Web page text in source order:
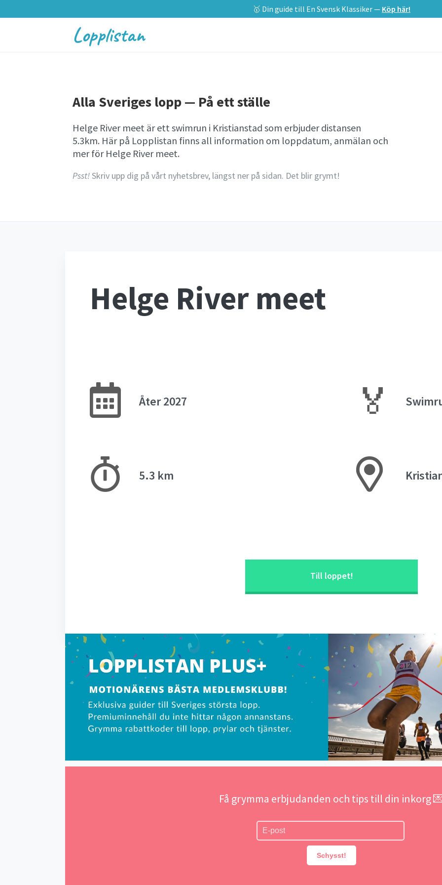
🥇 Din guide till En Svensk Klassiker — Köp här!
Lopplistan
Alla Sveriges lopp — På ett ställe
Helge River meet är ett swimrun i Kristianstad som erbjuder distansen
5.3km. Här på Lopplistan finns all information om loppdatum, anmälan och
mer för Helge River meet.
Psst!Skriv upp dig på vårt nyhetsbrev, längst ner på sidan. Det blir grymt!
Helge River meet
Åter 2027
5.3 km
🏅
Till loppet!
Få grymma erbjudanden och tips till din inkorg
Schysst!